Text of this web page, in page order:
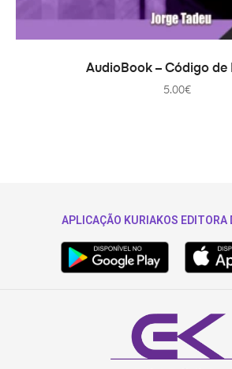
ADICIONAR
AudioBook – Código de
5.00€
APLICAÇÃO KURIAKOS EDITORA